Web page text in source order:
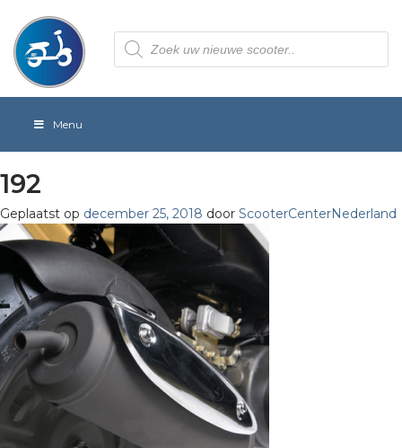
Producten
zoeken
Menu
192
Geplaatst op december 25, 2018 door ScooterCenterNederland